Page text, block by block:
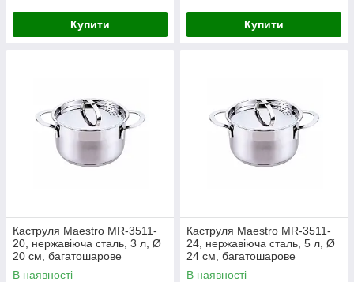
Купити Купити
Каструля Maestro MR-3511-
20, нержавіюча сталь, 3 л, Ø
20 см, багатошарове
термоакумулююче дно
В наявності
Каструля Maestro MR-3511-
24, нержавіюча сталь, 5 л, Ø
24 см, багатошарове
термоакумулююче дно
В наявності